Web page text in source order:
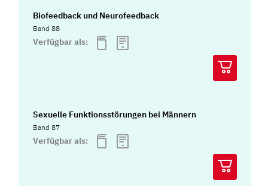
Biofeedback und Neurofeedback
Band 88
Verfügbar als:
Sexuelle Funktionsstörungen bei Männern
Band 87
Verfügbar als: